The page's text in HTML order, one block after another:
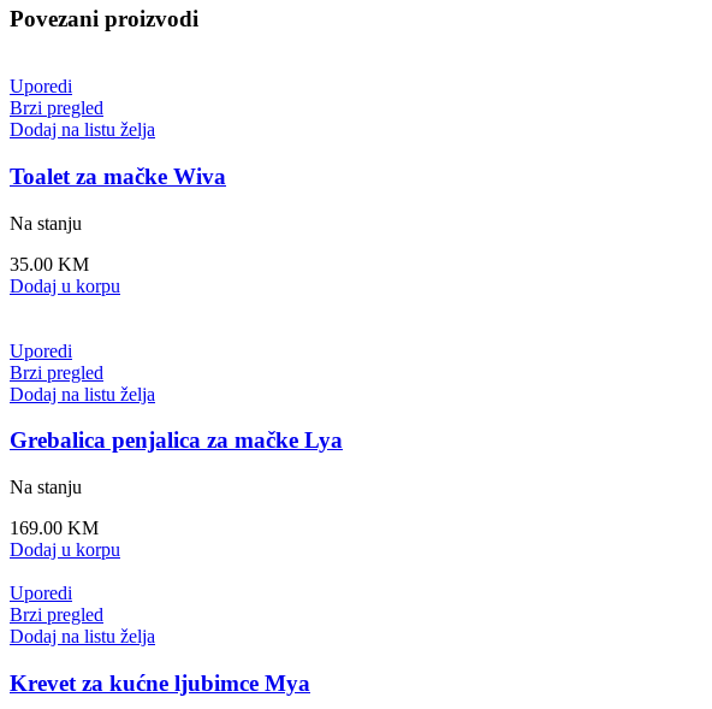
Povezani proizvodi
Uporedi
Brzi pregled
Dodaj na listu želja
Toalet za mačke Wiva
Na stanju
35.00 KM
Dodaj u korpu
Uporedi
Brzi pregled
Dodaj na listu želja
Grebalica penjalica za mačke Lya
Na stanju
169.00 KM
Dodaj u korpu
Uporedi
Brzi pregled
Dodaj na listu želja
Krevet za kućne ljubimce Mya